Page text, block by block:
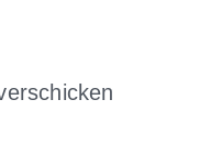
neuen Fenster
in einem neuen